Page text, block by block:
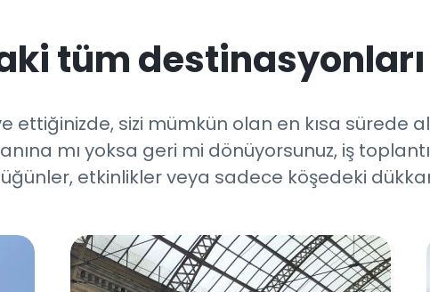
tüm destinasyonları
ettiğinizde, sizi mümkün olan en kısa sürede
mı yoksa geri mi dönüyorsunuz, iş
etkinlikler veya sadece köşedeki